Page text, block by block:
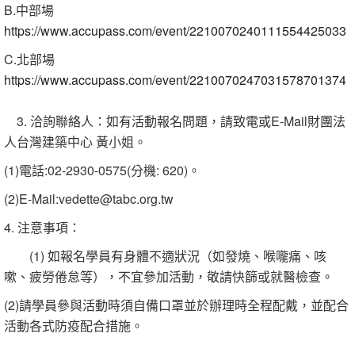
B.中部場
https://www.accupass.com/event/2210070240111554425033
C.北部場
https://www.accupass.com/event/2210070247031578701374
3. 洽詢聯絡人：如有活動報名問題，請致電或E-Mail財團法
人台灣建築中心 黃小姐。
(1)電話:02-2930-0575(分機: 620)。
(2)E-Mail:vedette@tabc.org.tw
4. 注意事項：
(1) 如報名學員有身體不適狀況（如發燒、喉嚨痛、咳
嗽、疲勞倦怠等），不宜參加活動，敬請快篩或就醫檢查。
(2)請學員參與活動時須自備口罩並於辦理時全程配戴，並配合
活動各式防疫配合措施。